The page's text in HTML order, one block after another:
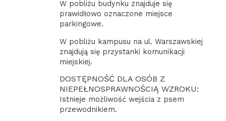
W pobliżu budynku znajduje się
prawidłowo oznaczone miejsce
parkingowe.
W pobliżu kampusu na ul. Warszawskiej
znajdują się przystanki komunikacji
miejskiej.
DOSTĘPNOŚĆ DLA OSÓB Z
NIEPEŁNOSPRAWNOŚCIĄ WZROKU:
Istnieje możliwość wejścia z psem
przewodnikiem.